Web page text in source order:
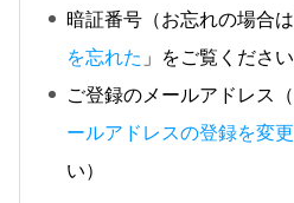
暗証番号（お忘れの場合
を忘れた 」をご覧ください
ご登録のメールアドレス
ールアドレスの登録を変
い）